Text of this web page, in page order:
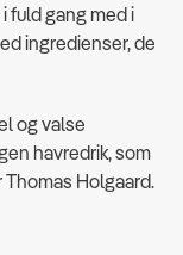
fuld gang med i
ingredienser, de
og valse
havredrik, som
Holgaard.